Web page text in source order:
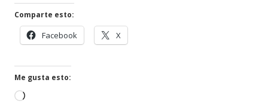
Comparte esto:
Facebook
en
X
en
Me gusta esto:
Cargando...